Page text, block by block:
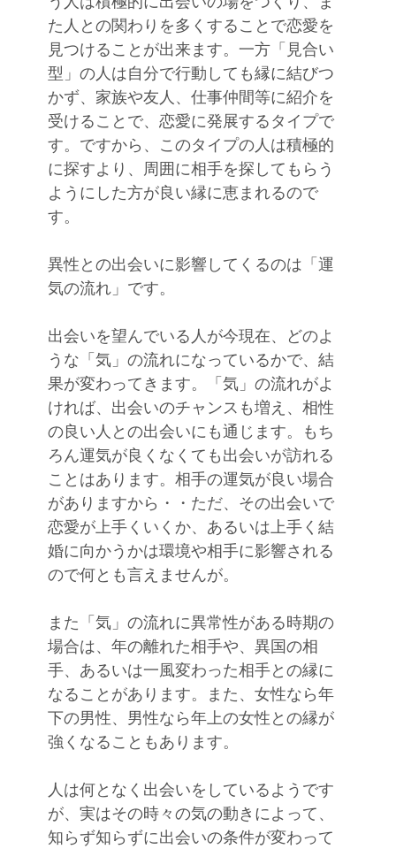
た人との関わりを多くすることで恋愛を
見つけることが出来ます。一方「見合い
型」の人は自分で行動しても縁に結びつ
かず、家族や友人、仕事仲間等に紹介を
受けることで、恋愛に発展するタイプで
す。ですから、このタイプの人は積極的
に探すより、周囲に相手を探してもらう
ようにした方が良い縁に恵まれるので
す。
異性との出会いに影響してくるのは「運
気の流れ」です。
出会いを望んでいる人が今現在、どのよ
うな「気」の流れになっているかで、結
果が変わってきます。「気」の流れがよ
ければ、出会いのチャンスも増え、相性
の良い人との出会いにも通じます。もち
ろん運気が良くなくても出会いが訪れる
ことはあります。相手の運気が良い場合
がありますから・・ただ、その出会いで
恋愛が上手くいくか、あるいは上手く結
婚に向かうかは環境や相手に影響される
ので何とも言えませんが。
また「気」の流れに異常性がある時期の
場合は、年の離れた相手や、異国の相
手、あるいは一風変わった相手との縁に
なることがあります。また、女性なら年
下の男性、男性なら年上の女性との縁が
強くなることもあります。
人は何となく出会いをしているようです
が、実はその時々の気の動きによって、
知らず知らずに出会いの条件が変わって